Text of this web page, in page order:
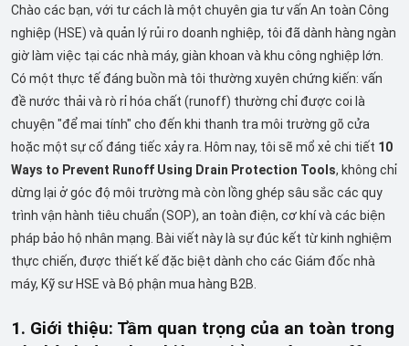
Chào các bạn, với tư cách là một chuyên gia tư vấn An toàn Công
nghiệp (HSE) và quản lý rủi ro doanh nghiệp, tôi đã dành hàng ngàn
giờ làm việc tại các nhà máy, giàn khoan và khu công nghiệp lớn.
Có một thực tế đáng buồn mà tôi thường xuyên chứng kiến: vấn
đề nước thải và rò rỉ hóa chất (runoff) thường chỉ được coi là
chuyện "để mai tính" cho đến khi thanh tra môi trường gõ cửa
hoặc một sự cố đáng tiếc xảy ra. Hôm nay, tôi sẽ mổ xẻ chi tiết 10
Ways to Prevent Runoff Using Drain Protection Tools, không chỉ
dừng lại ở góc độ môi trường mà còn lồng ghép sâu sắc các quy
trình vận hành tiêu chuẩn (SOP), an toàn điện, cơ khí và các biện
pháp bảo hộ nhân mạng. Bài viết này là sự đúc kết từ kinh nghiệm
thực chiến, được thiết kế đặc biệt dành cho các Giám đốc nhà
máy, Kỹ sư HSE và Bộ phận mua hàng B2B.
1. Giới thiệu: Tầm quan trọng của an toàn trong